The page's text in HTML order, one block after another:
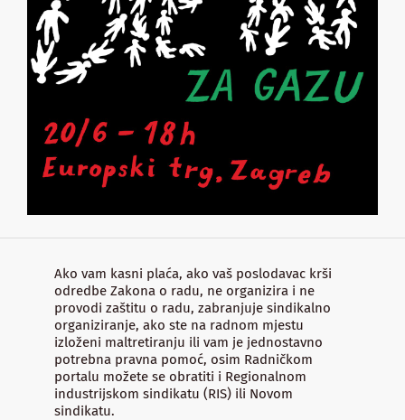
Ako vam kasni plaća, ako vaš poslodavac krši
odredbe Zakona o radu, ne organizira i ne
provodi zaštitu o radu, zabranjuje sindikalno
organiziranje, ako ste na radnom mjestu
izloženi maltretiranju ili vam je jednostavno
potrebna pravna pomoć, osim Radničkom
portalu možete se obratiti i Regionalnom
industrijskom sindikatu (RIS) ili Novom
sindikatu.